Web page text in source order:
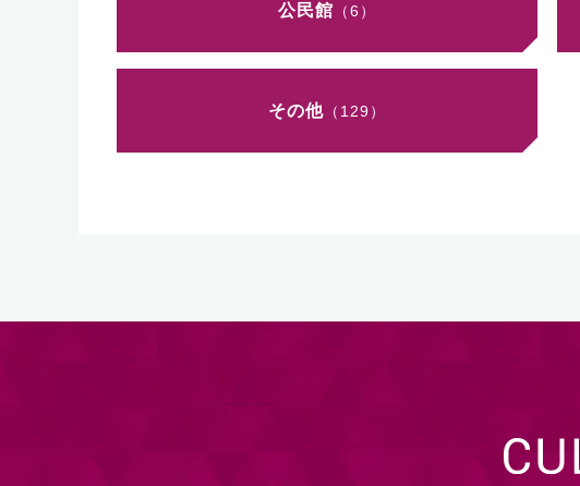
公民館 （6）
その他 （129）